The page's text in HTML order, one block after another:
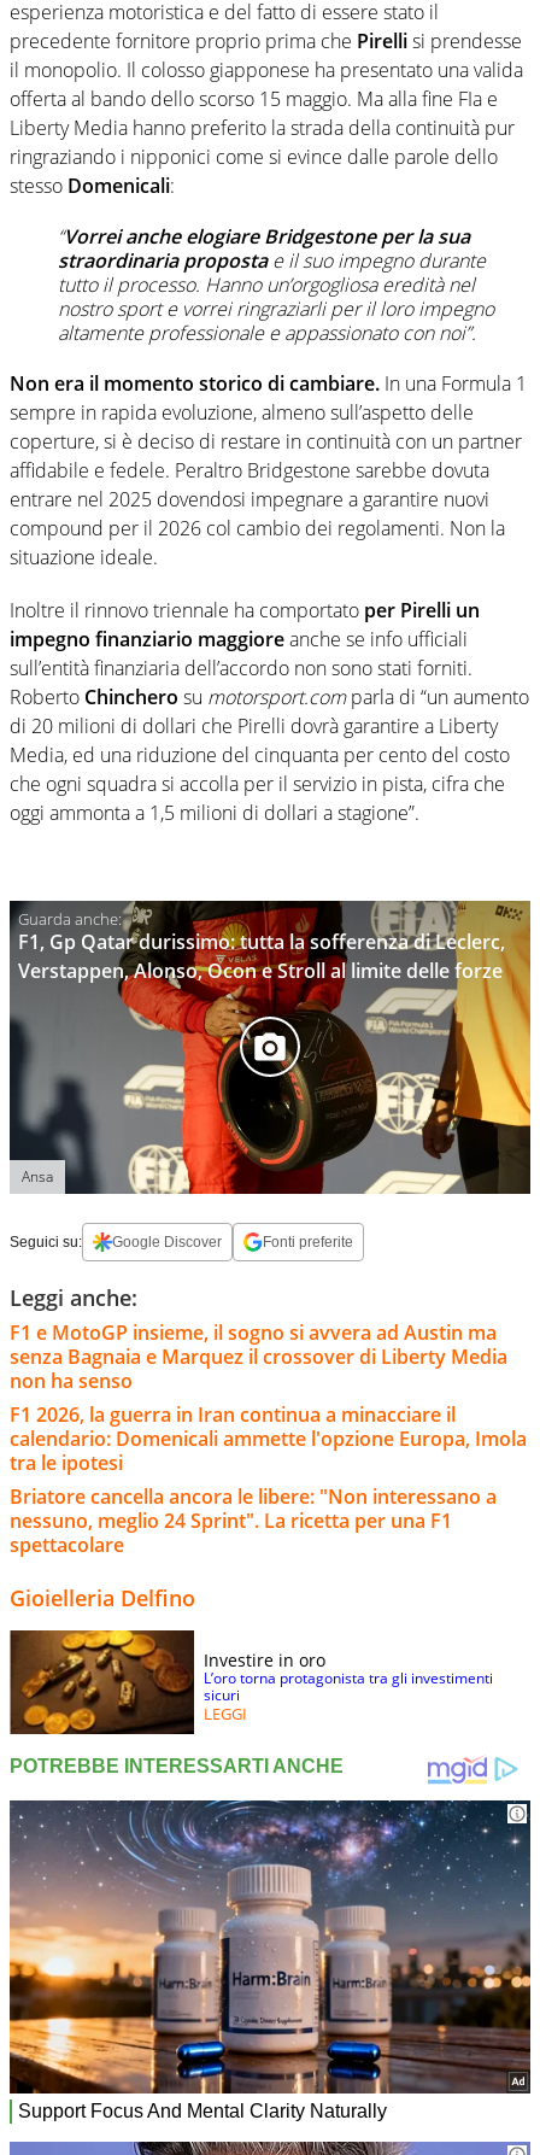
esperienza motoristica e del fatto di essere stato il
precedente fornitore proprio prima che Pirellisi prendesse
il monopolio. Il colosso giapponese ha presentato una valida
offerta al bando dello scorso 15 maggio. Ma alla fine FIa e
Liberty Media hanno preferito la strada della continuità pur
ringraziando i nipponici come si evince dalle parole dello
stesso Domenicali:
“Vorrei anche elogiare Bridgestone per la sua
straordinaria propostae il suo impegno durante
tutto il processo. Hanno un’orgogliosa eredità nel
nostro sport e vorrei ringraziarli per il loro impegno
altamente professionale e appassionato con noi”.
Non era il momento storico di cambiare. In una Formula 1
sempre in rapida evoluzione, almeno sull’aspetto delle
coperture, si è deciso di restare in continuità con un partner
affidabile e fedele. Peraltro Bridgestone sarebbe dovuta
entrare nel 2025 dovendosi impegnare a garantire nuovi
compound per il 2026 col cambio dei regolamenti. Non la
situazione ideale.
Inoltre il rinnovo triennale ha comportato per Pirelli un
impegno finanziario maggioreanche se info ufficiali
sull’entità finanziaria dell’accordo non sono stati forniti.
Roberto Chinchero su motorsport.comparla di “un aumento
di 20 milioni di dollari che Pirelli dovrà garantire a Liberty
Media, ed una riduzione del cinquanta per cento del costo
che ogni squadra si accolla per il servizio in pista, cifra che
oggi ammonta a 1,5 milioni di dollari a stagione”.
F1, Gp Qatar durissimo: tutta la sofferenza di Leclerc,
Verstappen, Alonso, Ocon e Stroll al limite delle forze
Ansa
Seguici su: Google Discover Fonti preferite
Leggi anche:
F1 e MotoGP insieme, il sogno si avvera ad Austin ma
senza Bagnaia e Marquez il crossover di Liberty Media
non ha senso
F1 2026, la guerra in Iran continua a minacciare il
calendario: Domenicali ammette l'opzione Europa, Imola
tra le ipotesi
Briatore cancella ancora le libere: "Non interessano a
nessuno, meglio 24 Sprint". La ricetta per una F1
spettacolare
Gioielleria Delfino
Investire in oro
L’oro torna protagonista tra gli investimenti
sicuri
LEGGI